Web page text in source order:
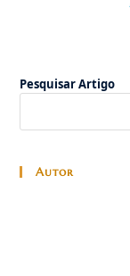
Pesquisar Artigo
Autor